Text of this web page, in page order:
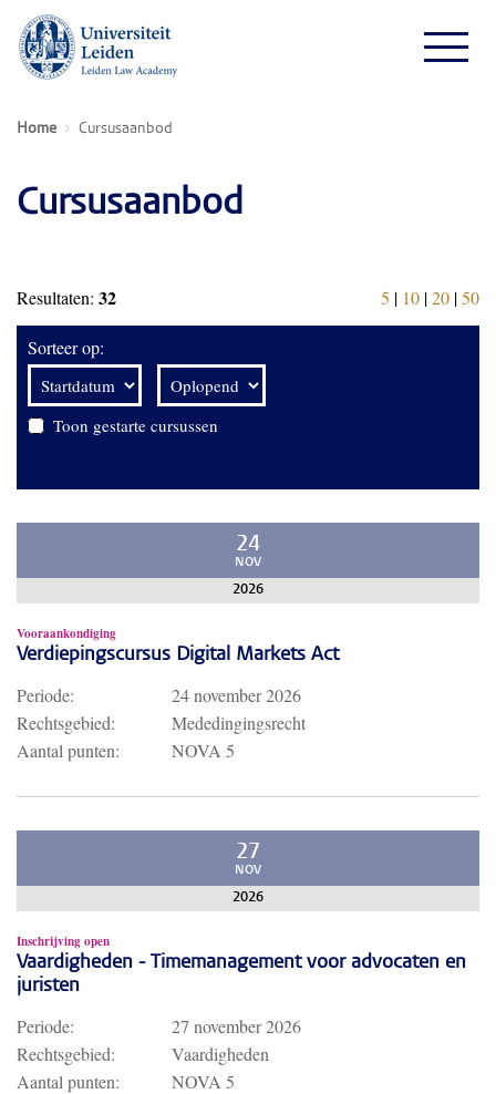
Home Cursusaanbod
Cursusaanbod
Resultaten: 32 5 | 10 |20 |50
Sorteer op:
Toon gestarte cursussen
24
NOV
2026
Vooraankondiging
Verdiepingscursus Digital Markets Act
Periode:
24 november 2026
Rechtsgebied:
Mededingingsrecht
Aantal punten:
NOVA 5
27
NOV
2026
Inschrijving open
Vaardigheden - Timemanagement voor advocaten en
juristen
Periode:
27 november 2026
Rechtsgebied:
Vaardigheden
Aantal punten:
NOVA 5